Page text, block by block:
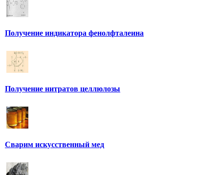
Получение индикатора фенолфталеина
Получение нитратов целлюлозы
Сварим искусственный мед